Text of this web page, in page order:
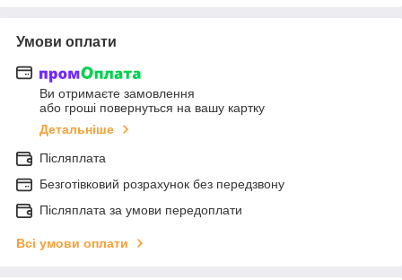
Умови оплати
Ви отримаєте замовлення
або гроші повернуться на вашу картку
Детальніше
Післяплата
Безготівковий розрахунок без передзвону
Післяплата за умови передоплати
Всі умови оплати